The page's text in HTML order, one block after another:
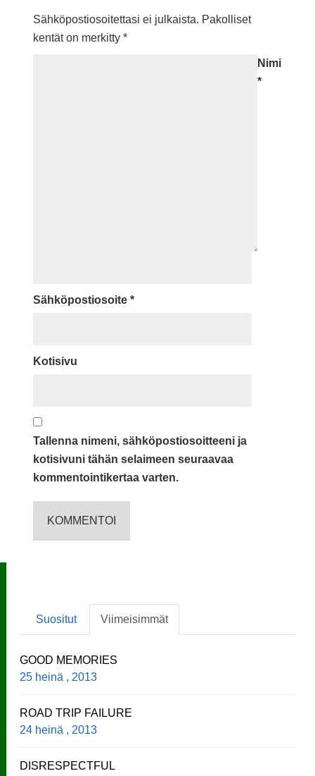
Sähköpostiosoitettasi ei julkaista. Pakolliset
kentät on merkitty *
Nimi
*
Sähköpostiosoite *
Kotisivu
Tallenna nimeni, sähköpostiosoitteeni ja
kotisivuni tähän selaimeen seuraavaa
kommentointikertaa varten.
Suositut Viimeisimmät
GOOD MEMORIES
25 heinä , 2013
ROAD TRIP FAILURE
24 heinä , 2013
DISRESPECTFUL